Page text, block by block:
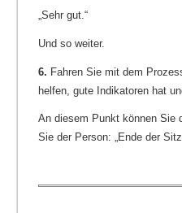
„Sehr gut.“
Und so weiter.
6. Fahren Sie mit dem
helfen, gute Indikatoren hat
An diesem Punkt können Sie
Sie der Person: „Ende der